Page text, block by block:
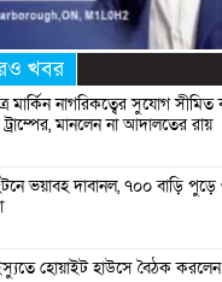
খবর
মার্কিন নাগরিকত্বের সুযোগ
মানলেন না আদালতের রায়
ভয়াবহ দাবানল, ৭০০ বাড়ি
হোয়াইট হাউসে বৈঠক করলেন